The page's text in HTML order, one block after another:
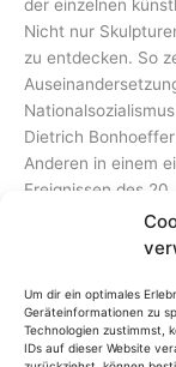
Um dir ein optimales
Geräteinformationen zu
Technologien zustimmst,
IDs auf dieser Website
der einzelnen
Nicht nur
zu entdecken. So
Dietrich
Anderen in einem
Ereignissen des
Kosmos von Fritz
»Wächter« auf
Notationen sowie
werden in der
Kontext des